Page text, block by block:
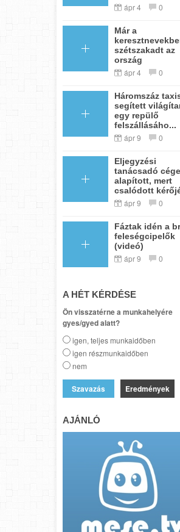
ápr 4 0
Már a
szétszakadt az
ország
ápr 4 0
Háromszáz
segített
egy repülő
felszállásáho...
ápr 9 0
Eljegyzési
tanácsadó
alapított, mert
csalódott
ápr 9 0
Fáztak idén a
feleségcipelők
(videó)
ápr 9 0
A HÉT KÉRDÉSE
Ön visszatérne a munkahelyére
gyes/gyed alatt?
igen, teljes munkaidőben
igen részmunkaidőben
nem
Eredmények
AJÁNLÓ